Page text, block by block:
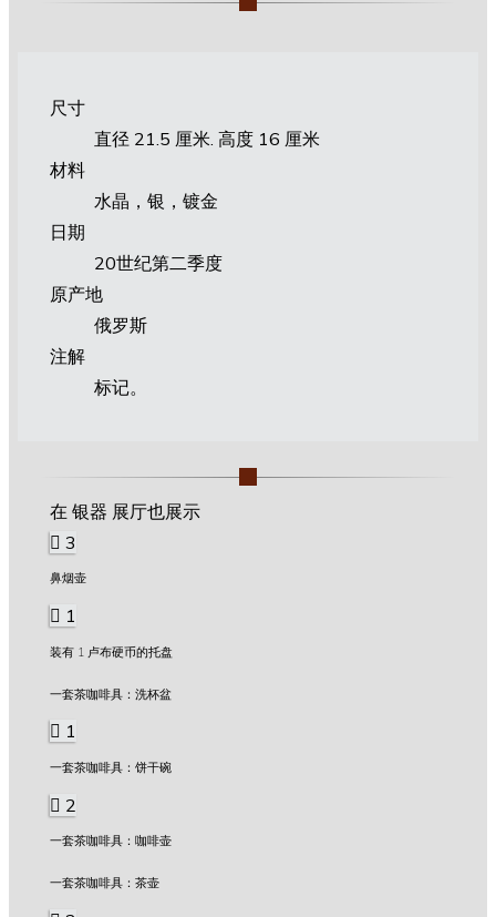
尺寸
直径 21.5 厘米. 高度 16 厘米
材料
水晶，银，镀金
日期
20世纪第二季度
原产地
俄罗斯
注解
标记。
在 银器 展厅也展示
3
鼻烟壶
1
装有 1 卢布硬币的托盘
一套茶咖啡具：洗杯盆
1
一套茶咖啡具：饼干碗
2
一套茶咖啡具：咖啡壶
一套茶咖啡具：茶壶